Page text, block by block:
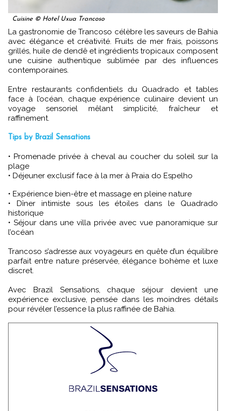
Cuisine © Hotel Uxua Trancoso
La gastronomie de Trancoso célèbre les saveurs de Bahia
avec élégance et créativité. Fruits de mer frais, poissons
grillés, huile de dendê et ingrédients tropicaux composent
une cuisine authentique sublimée par des influences
contemporaines.
Entre restaurants confidentiels du Quadrado et tables
face à l’océan, chaque expérience culinaire devient un
voyage sensoriel mêlant simplicité, fraîcheur et
raffinement.
Tips by Brazil Sensations
• Promenade privée à cheval au coucher du soleil sur la
plage
• Déjeuner exclusif face à la mer à Praia do Espelho
• Expérience bien-être et massage en pleine nature
• Dîner intimiste sous les étoiles dans le Quadrado
historique
• Séjour dans une villa privée avec vue panoramique sur
l’océan
Trancoso s’adresse aux voyageurs en quête d’un équilibre
parfait entre nature préservée, élégance bohème et luxe
discret.
Avec Brazil Sensations, chaque séjour devient une
expérience exclusive, pensée dans les moindres détails
pour révéler l’essence la plus raffinée de Bahia.